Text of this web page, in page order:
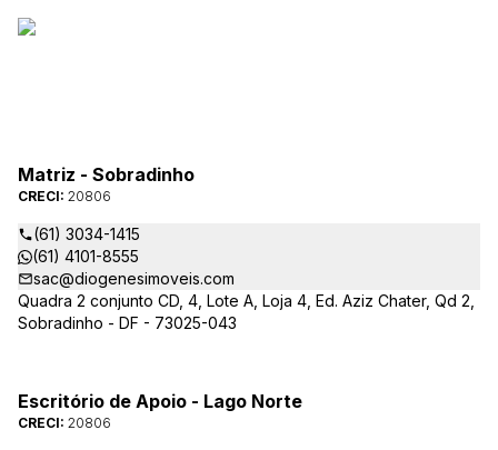
Matriz - Sobradinho
CRECI: 20806
(61) 3034-1415
(61) 4101-8555
sac@diogenesimoveis.com
Quadra 2 conjunto CD, 4, Lote A, Loja 4, Ed. Aziz Chater, Qd 2,
Sobradinho - DF - 73025-043
Escritório de Apoio - Lago Norte
CRECI: 20806